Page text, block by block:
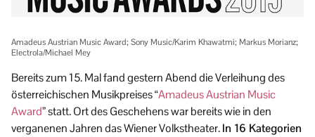
Amadeus Austrian Music Award; Sony Music/Karim Khawatmi; Markus Morianz;
Electrola/Michael Mey
Bereits zum 15. Mal fand gestern Abend die Verleihung des
österreichischen Musikpreises “Amadeus Austrian Music
Award” statt. Ort des Geschehens war bereits wie in den
verganenen Jahren das Wiener Volkstheater.In 16 Kategorien